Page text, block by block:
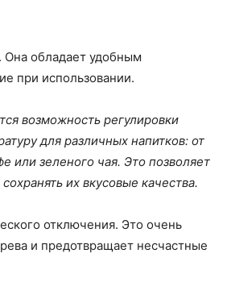
Она обладает удобным
при использовании.
возможность регулировки
для различных напитков: от
или зеленого чая. Это позволяет
их вкусовые качества.
отключения. Это очень
и предотвращает несчастные